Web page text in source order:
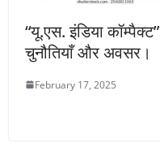
“यू.एस. इंडिया कॉम्पैक्ट”
चुनौतियाँ और अवसर।
February 17, 2025